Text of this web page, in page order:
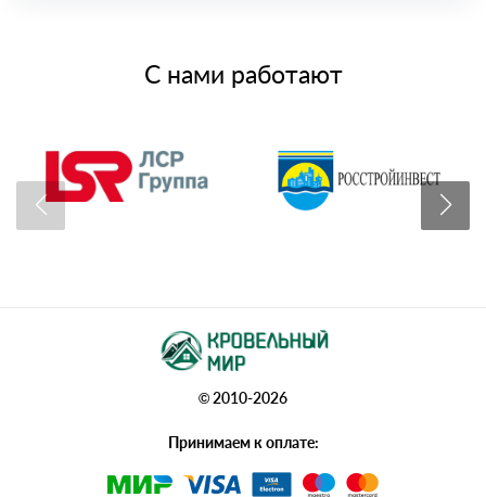
С нами работают
© 2010-2026
Принимаем к оплате: